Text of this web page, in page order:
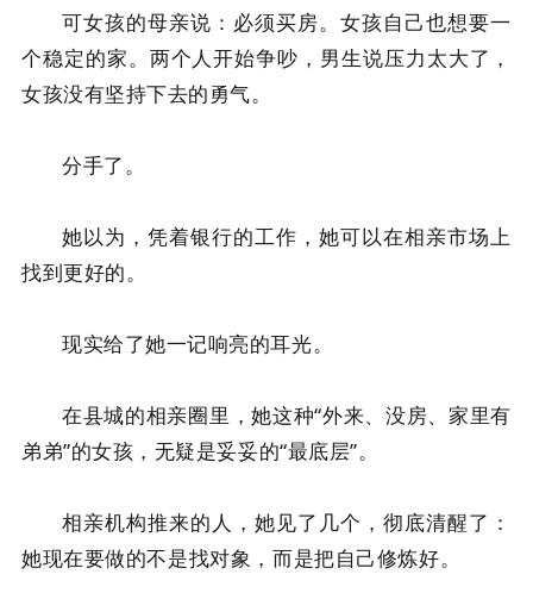
可女孩的母亲说：必须买房。女孩自己也想要一
个稳定的家。两个人开始争吵，男生说压力太大了，
女孩没有坚持下去的勇气。
分手了。
她以为，凭着银行的工作，她可以在相亲市场上
找到更好的。
现实给了她一记响亮的耳光。
在县城的相亲圈里，她这种“外来、没房、家里有
弟弟”的女孩，无疑是妥妥的“最底层”。
相亲机构推来的人，她见了几个，彻底清醒了：
她现在要做的不是找对象，而是把自己修炼好。